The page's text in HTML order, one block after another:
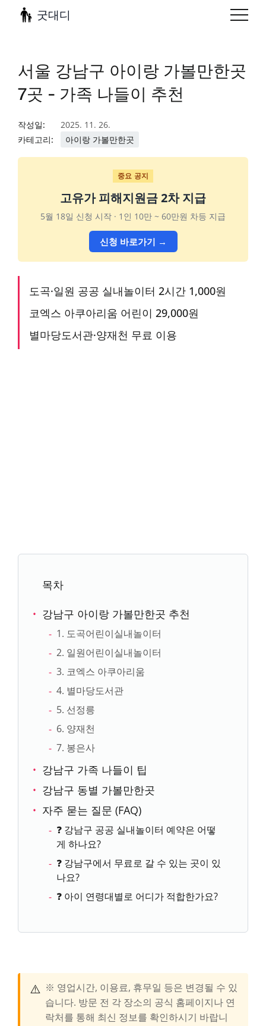
굿대디
서울 강남구 아이랑 가볼만한곳
7곳 - 가족 나들이 추천
작성일:
2025. 11. 26.
카테고리:
아이랑 가볼만한곳
중요 공지
고유가 피해지원금 2차 지급
5월 18일 신청 시작 · 1인 10만 ~ 60만원 차등 지급
신청 바로가기 →
도곡·일원 공공 실내놀이터 2시간 1,000원
코엑스 아쿠아리움 어린이 29,000원
별마당도서관·양재천 무료 이용
목차
강남구 아이랑 가볼만한곳 추천
1. 도곡어린이실내놀이터
2. 일원어린이실내놀이터
3. 코엑스 아쿠아리움
4. 별마당도서관
5. 선정릉
6. 양재천
7. 봉은사
강남구 가족 나들이 팁
강남구 동별 가볼만한곳
자주 묻는 질문 (FAQ)
❓ 강남구 공공 실내놀이터 예약은 어떻
게 하나요?
❓ 강남구에서 무료로 갈 수 있는 곳이 있
나요?
❓ 아이 연령대별로 어디가 적합한가요?
⚠️ ※ 영업시간, 이용료, 휴무일 등은 변경될 수 있
습니다. 방문 전 각 장소의 공식 홈페이지나 연
락처를 통해 최신 정보를 확인하시기 바랍니